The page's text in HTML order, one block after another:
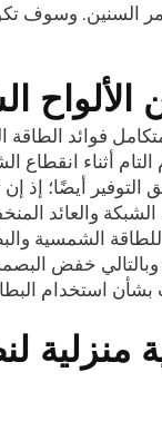
السنين. وسوف
الألواح
فوائد
أثناء انقطاع
التوفير أيضًا؛ إذ
والعائد
الشمسية
وبالتالي خفض
استخدام